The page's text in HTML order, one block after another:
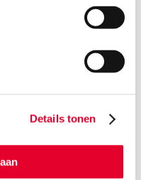
Details tonen